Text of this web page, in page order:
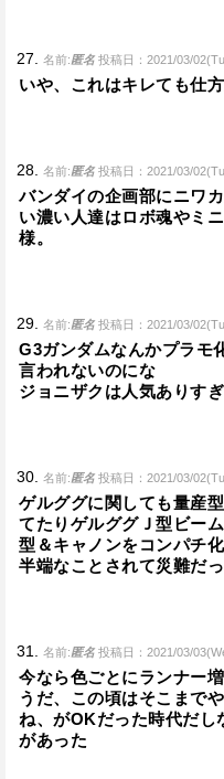
27. 名前:匿名 投稿日：2021/03/
いや、これはキレても仕
28. 名前:匿名 投稿日：2021/03/
バンダイの企画部にニワ
い濃い人達はロボ魂やミ
様。
29. 名前:匿名 投稿日：2021/03/
G3ガンダムなんかプラモ
言われないのにな
ジョニザクは人気ありす
30. 名前:匿名 投稿日：2021/03/
ゲルググに関しても量産
てたりゲルググＪ型ビー
型＆キャノンをコンパチ
半端なことされて災難だ
31. 名前:匿名 投稿日：2021/03/
今なら色ごとにランナー
うだ、この頃はそこまで
ね、がOKだった時代だし
があった